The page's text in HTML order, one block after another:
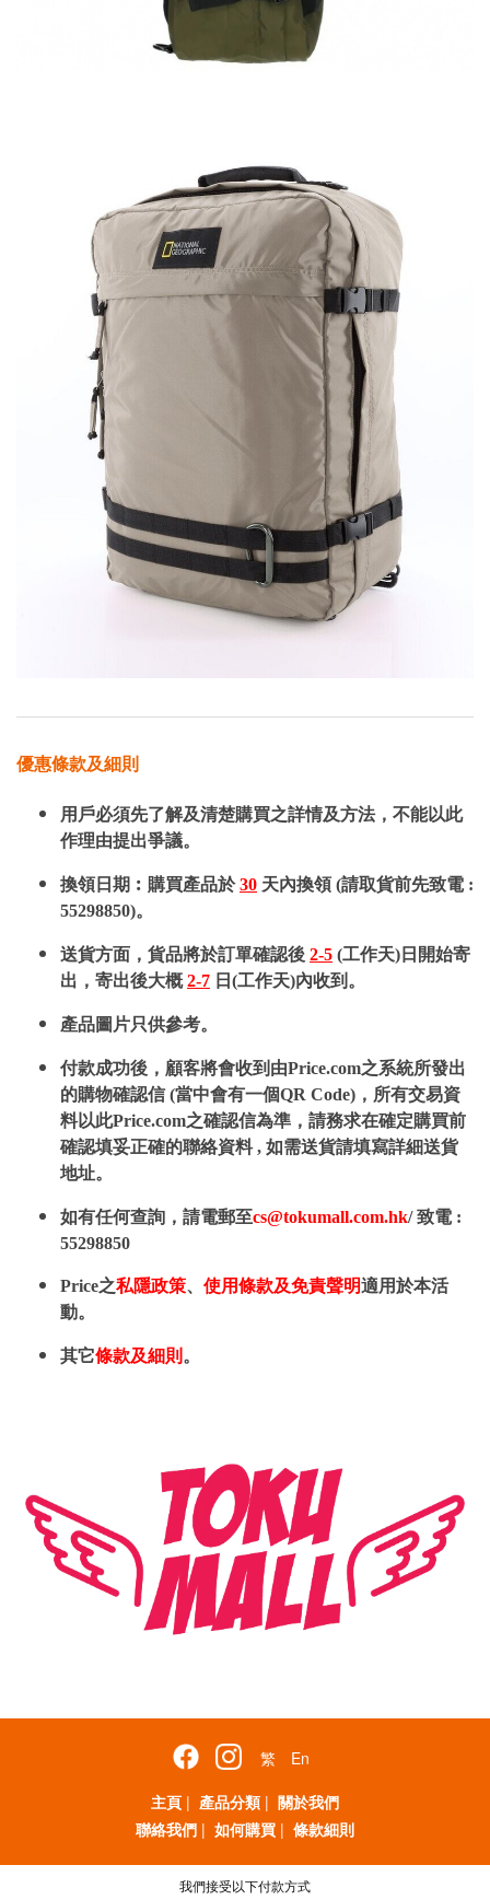
優惠條款及細則
用戶必須先了解及清楚購買之詳情及方法，不能以此
作理由提出爭議。
換領日期︰購買產品於30 天內換領 (請取貨前先致電 :
55298850)。
送貨方面，貨品將於訂單確認後 2-5 (工作天)日開始寄
出，寄出後大概2-7 日(工作天)內收到。
產品圖片只供參考。
付款成功後，顧客將會收到由Price.com之系統所發出
的購物確認信 (當中會有一個QR Code)，所有交易資
料以此Price.com之確認信為準，請務求在確定購買前
確認填妥正確的聯絡資料 , 如需送貨請填寫詳細送貨
地址。
如有任何查詢，請電郵至cs@tokumall.com.hk/ 致電 :
55298850
Price之私隱政策、 使用條款及免責聲明適用於本活
動。
其它條款及細則 。
繁
En
主頁 | 產品分類 | 關於我們
聯絡我們 | 如何購買 | 條款細則
我們接受以下付款方式